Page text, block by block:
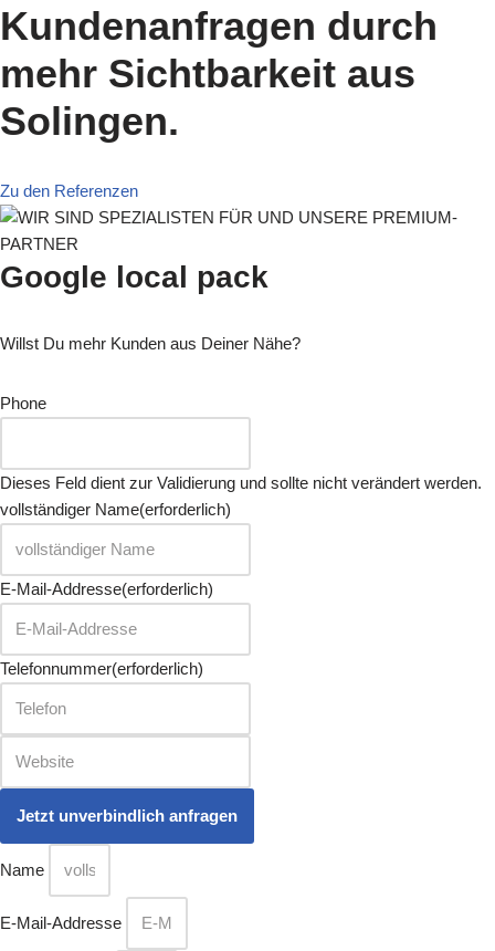
Kundenanfragen durch
mehr Sichtbarkeit aus
Solingen.
Zu den Referenzen
Google local pack
Willst Du mehr Kunden aus Deiner Nähe?
Phone
Dieses Feld dient zur Validierung und sollte nicht verändert werden.
vollständiger Name(erforderlich)
E-Mail-Addresse(erforderlich)
Telefonnummer(erforderlich)
Name
E-Mail-Addresse